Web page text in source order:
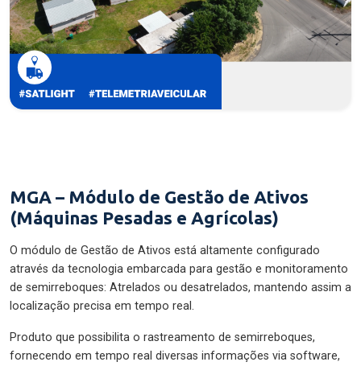
MGA – Módulo de Gestão de Ativos
(Máquinas Pesadas e Agrícolas)
O módulo de Gestão de Ativos está altamente configurado
através da tecnologia embarcada para gestão e monitoramento
de semirreboques: Atrelados ou desatrelados, mantendo assim a
localização precisa em tempo real.
Produto que possibilita o rastreamento de semirreboques,
fornecendo em tempo real diversas informações via software,